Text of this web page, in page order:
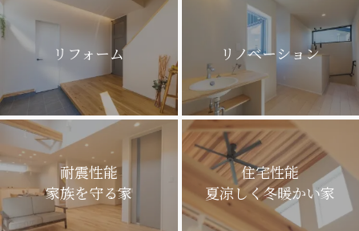
リフォーム リノベーション
耐震性能
家族を守る家
住宅性能
夏涼しく冬暖かい家